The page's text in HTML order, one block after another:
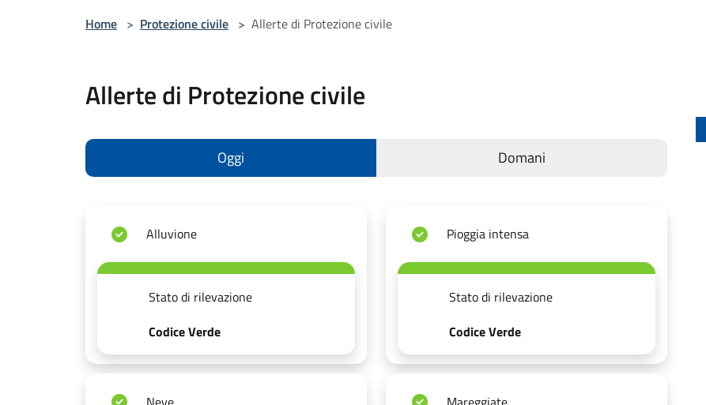
Home > Protezione civile > Allerte di Protezione civile
Allerte di Protezione civile
Oggi Domani
Alluvione
Stato di rilevazione
Codice Verde
Pioggia intensa
Stato di rilevazione
Codice Verde